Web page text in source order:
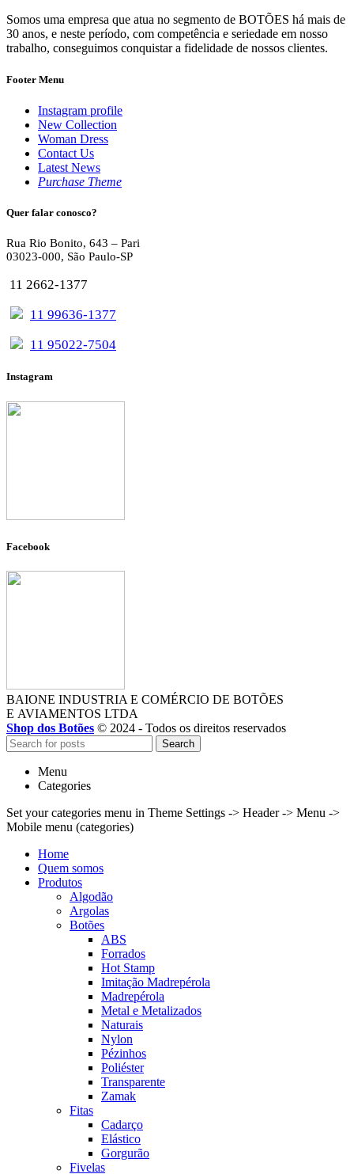
Somos uma empresa que atua no segmento de BOTÕES há mais de
30 anos, e neste período, com competência e seriedade em nosso
trabalho, conseguimos conquistar a fidelidade de nossos clientes.
Footer Menu
Instagram profile
New Collection
Woman Dress
Contact Us
Latest News
Purchase Theme
Quer falar conosco?
Rua Rio Bonito, 643 – Pari
03023-000, São Paulo-SP
11 2662-1377
11 99636-1377
11 95022-7504
Instagram
Facebook
BAIONE INDUSTRIA E COMÉRCIO DE BOTÕES
E AVIAMENTOS LTDA
Shop dos Botões © 2024 - Todos os direitos reservados
Search
Menu
Categories
Set your categories menu in Theme Settings -> Header -> Menu ->
Mobile menu (categories)
Home
Quem somos
Produtos
Algodão
Argolas
Botões
ABS
Forrados
Hot Stamp
Imitação Madrepérola
Madrepérola
Metal e Metalizados
Naturais
Nylon
Pézinhos
Poliéster
Transparente
Zamak
Fitas
Cadarço
Elástico
Gorgurão
Fivelas